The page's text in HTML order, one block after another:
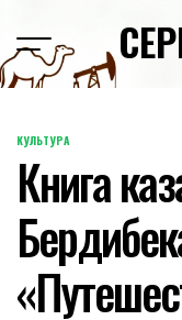
content
POSTED
IN
КУЛЬТУРА
Книга